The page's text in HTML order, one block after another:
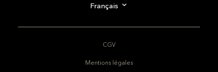
Français
CGV
Mentions légales